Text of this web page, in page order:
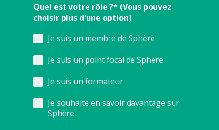
Quel est votre rôle ?* (Vous pouvez
choisir plus d'une option)
Je suis un membre de Sphère
Je suis un point focal de Sphère
Je suis un formateur
Je souhaite en savoir davantage sur
Sphère